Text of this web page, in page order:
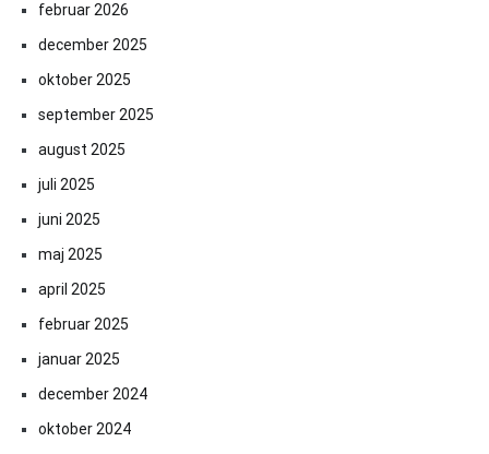
februar 2026
december 2025
oktober 2025
september 2025
august 2025
juli 2025
juni 2025
maj 2025
april 2025
februar 2025
januar 2025
december 2024
oktober 2024